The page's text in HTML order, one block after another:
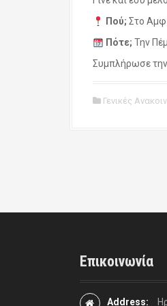
Πού; Στο
Πότε; Την
Συμπλήρωσε
Γενικές
Επικοινωνία
Address: